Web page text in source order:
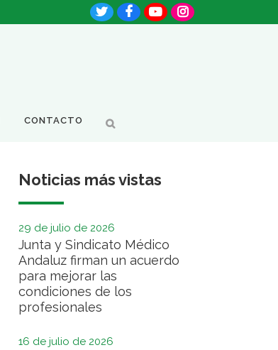
CONTACTO
Noticias más vistas
29 de julio de 2026
Junta y Sindicato Médico
Andaluz firman un acuerdo
para mejorar las
condiciones de los
profesionales
16 de julio de 2026